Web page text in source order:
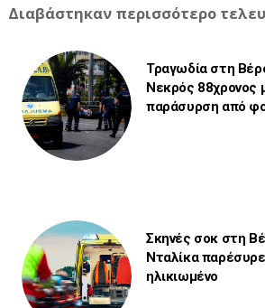
Διαβάστηκαν περισσότερο
Τραγωδία στη
Νεκρός 88χρονος
παράσυρση από
Σκηνές σοκ στη
Νταλίκα παρέσυρε
ηλικιωμένο